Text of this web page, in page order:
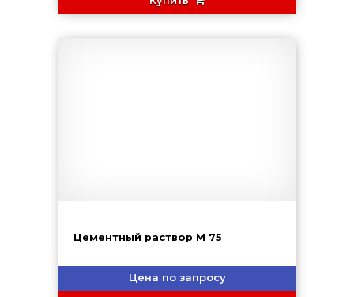
Цементный раствор М 75
Цена по запросу